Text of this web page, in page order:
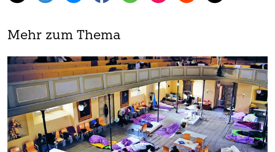
Mehr zum Thema